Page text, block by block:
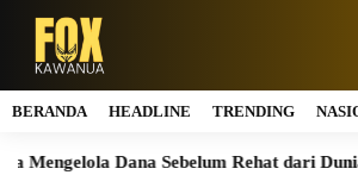
BERANDA HEADLINE TRENDING
Dana Sebelum Rehat dari Dunia